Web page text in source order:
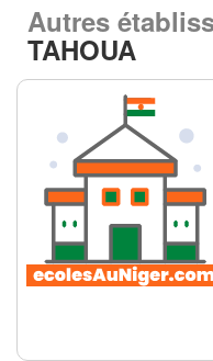
Autres
TAHOUA